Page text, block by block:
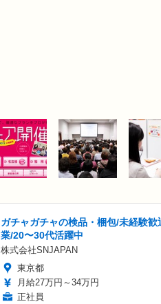
ガチャガチャの検品・梱包/未経験
業/20〜30代活躍中
株式会社SNJAPAN
東京都
月給27万円～34万円
正社員